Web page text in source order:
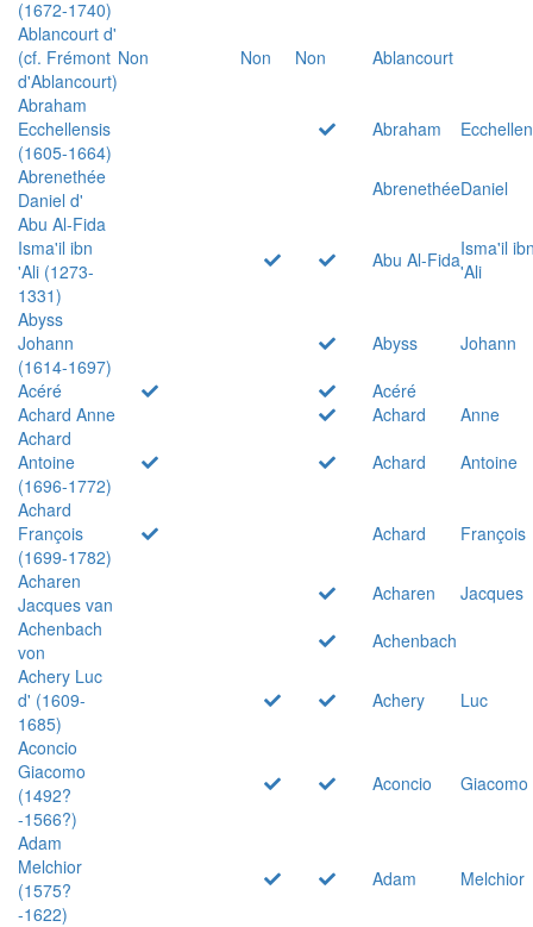
(1672-1740)
Ablancourt d'
(cf. Frémont
d'Ablancourt)
Non Non Non
Ablancourt
Abraham
Ecchellensis
(1605-1664)
Abraham
Abrenethée
Daniel d'
AbrenethéeDaniel
Abu Al-Fida
Isma'il ibn
'Ali (1273-
1331)
Abu Al-FidaIsma'il
'Ali
Abyss
Johann
(1614-1697)
Abyss
Johann
Acéré
Acéré
Achard Anne
Achard
Anne
Achard
Antoine
(1696-1772)
Achard
Antoine
Achard
François
(1699-1782)
Achard
François
Acharen
Jacques van
Acharen
Jacques
Achenbach
von
Achenbach
Achery Luc
d' (1609-
1685)
Achery
Luc
Aconcio
Giacomo
(1492?
-1566?)
Aconcio Giacomo
Adam
Melchior
(1575?
-1622)
Adam Melchior